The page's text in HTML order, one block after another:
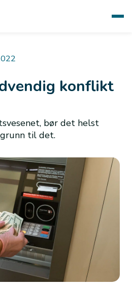
konflikt
bør det helst
til det.